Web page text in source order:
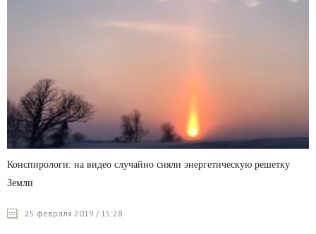
Конспирологи: на видео случайно сняли энергетическую решетку
Земли
25 февраля 2019 / 15:28